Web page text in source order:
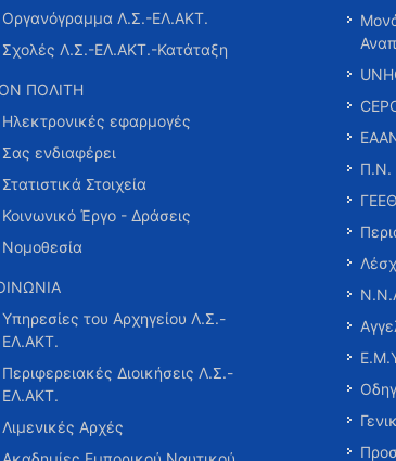
Οργανόγραμμα Λ.Σ.-ΕΛ.ΑΚΤ.
Σχολές Λ.Σ.-ΕΛ.ΑΚΤ.-Κατάταξη
ΠΟΛΙΤΗ
Ηλεκτρονικές εφαρμογές
Σας ενδιαφέρει
Στατιστικά Στοιχεία
Κοινωνικό Έργο - Δράσεις
Νομοθεσία
Υπηρεσίες του Αρχηγείου Λ.Σ.-
ΕΛ.ΑΚΤ.
Περιφερειακές Διοικήσεις Λ.Σ.-
ΕΛ.ΑΚΤ.
Λιμενικές Αρχές
Π.Ν.